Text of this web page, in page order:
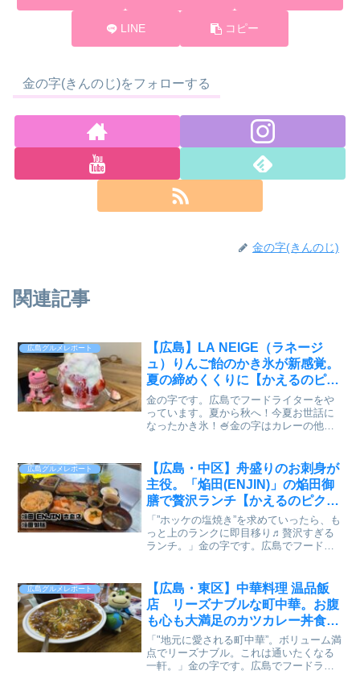
LINE コピー
金の字(きんのじ)をフォローする
金の字(きんのじ)
関連記事
広島グルメレポート
【広島】LA NEIGE（ラネージ
ュ）りんご飴のかき氷が新感覚。
夏の締めくくりに【かえるのピク
ルスと実食レビュー】
金の字です。広島でフードライターをや
っています。夏から秋へ！今夏お世話に
なったかき氷！🍧金の字はカレーの他に
にある「patisserie LA NEIGE (ラネージ
ュ...
広島グルメレポート
【広島・中区】舟盛りのお刺身が
主役。「焔田(ENJIN)」の焔田御
膳で贅沢ランチ【かえるのピクル
スと実食レビュー】
「”ホッケの塩焼き”を求めていったら、も
っと上のランクに即目移り♬贅沢すぎる
ランチ。」金の字です。広島でフードラ
を見て、「行くしかない！」と即決。広
島市中区・吉島西にあ...
広島グルメレポート
【広島・東区】中華料理 温品飯
店 リーズナブルな町中華。お腹
も心も大満足のカツカレー丼食べ
てみた【かえるのピクルスと実食
レビュー】
「"地元に愛される町中華”。ボリューム満
点でリーズナブル。これは通いたくなる
一軒。」金の字です。広島でフードライ